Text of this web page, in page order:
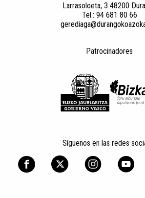
Larrasoloeta, 3 48200
Tel.: 94 681 80 66
Patrocinadores
Síguenos en las redes